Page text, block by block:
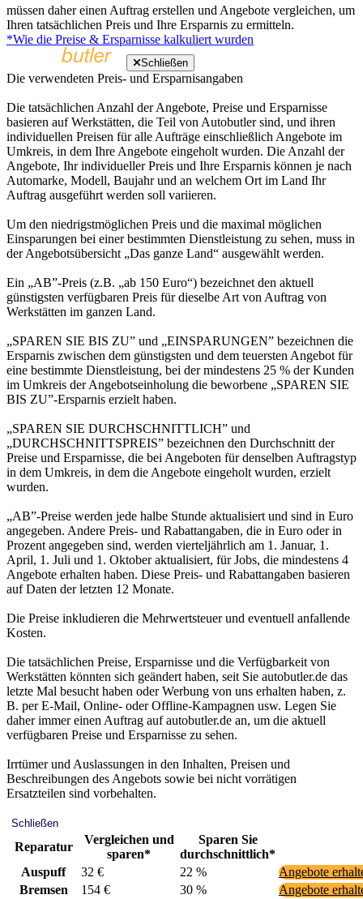
müssen daher einen Auftrag erstellen und Angebote vergleichen, um
Ihren tatsächlichen Preis und Ihre Ersparnis zu ermitteln.
*Wie die Preise & Ersparnisse kalkuliert wurden
Schließen
Die verwendeten Preis- und Ersparnisangaben
Die tatsächlichen Anzahl der Angebote, Preise und Ersparnisse
basieren auf Werkstätten, die Teil von Autobutler sind, und ihren
individuellen Preisen für alle Aufträge einschließlich Angebote im
Umkreis, in dem Ihre Angebote eingeholt wurden. Die Anzahl der
Angebote, Ihr individueller Preis und Ihre Ersparnis können je nach
Automarke, Modell, Baujahr und an welchem Ort im Land Ihr
Auftrag ausgeführt werden soll variieren.
Um den niedrigstmöglichen Preis und die maximal möglichen
Einsparungen bei einer bestimmten Dienstleistung zu sehen, muss in
der Angebotsübersicht „Das ganze Land“ ausgewählt werden.
Ein „AB”-Preis (z.B. „ab 150 Euro“) bezeichnet den aktuell
günstigsten verfügbaren Preis für dieselbe Art von Auftrag von
Werkstätten im ganzen Land.
„SPAREN SIE BIS ZU” und „EINSPARUNGEN” bezeichnen die
Ersparnis zwischen dem günstigsten und dem teuersten Angebot für
eine bestimmte Dienstleistung, bei der mindestens 25 % der Kunden
im Umkreis der Angebotseinholung die beworbene „SPAREN SIE
BIS ZU”-Ersparnis erzielt haben.
„SPAREN SIE DURCHSCHNITTLICH” und
„DURCHSCHNITTSPREIS” bezeichnen den Durchschnitt der
Preise und Ersparnisse, die bei Angeboten für denselben Auftragstyp
in dem Umkreis, in dem die Angebote eingeholt wurden, erzielt
wurden.
„AB”-Preise werden jede halbe Stunde aktualisiert und sind in Euro
angegeben. Andere Preis- und Rabattangaben, die in Euro oder in
Prozent angegeben sind, werden vierteljährlich am 1. Januar, 1.
April, 1. Juli und 1. Oktober aktualisiert, für Jobs, die mindestens 4
Angebote erhalten haben. Diese Preis- und Rabattangaben basieren
auf Daten der letzten 12 Monate.
Die Preise inkludieren die Mehrwertsteuer und eventuell anfallende
Kosten.
Die tatsächlichen Preise, Ersparnisse und die Verfügbarkeit von
Werkstätten könnten sich geändert haben, seit Sie autobutler.de das
letzte Mal besucht haben oder Werbung von uns erhalten haben, z.
B. per E-Mail, Online- oder Offline-Kampagnen usw. Legen Sie
daher immer einen Auftrag auf autobutler.de an, um die aktuell
verfügbaren Preise und Ersparnisse zu sehen.
Irrtümer und Auslassungen in den Inhalten, Preisen und
Beschreibungen des Angebots sowie bei nicht vorrätigen
Ersatzteilen sind vorbehalten.
Schließen
Reparatur
Vergleichen und
sparen*
Sparen Sie
durchschnittlich*
Auspuff
32 € 22 %
Angebote
Bremsen
154 € 30 %
Angebote